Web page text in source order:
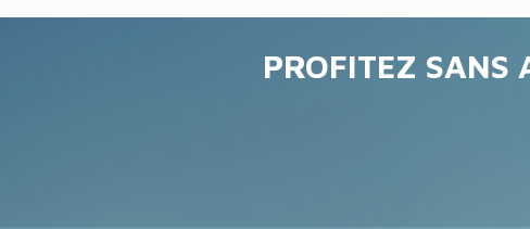
PROFITEZ SANS